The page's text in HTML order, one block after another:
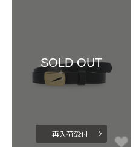
SOLD OUT
再入荷受付